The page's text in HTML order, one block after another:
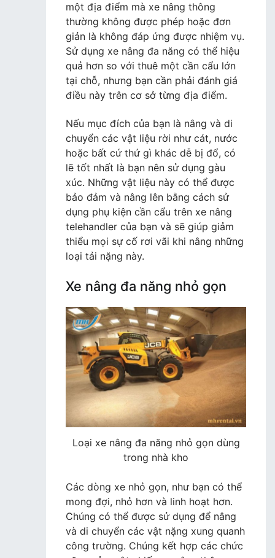
một địa điểm mà xe nâng thông
thường không được phép hoặc đơn
giản là không đáp ứng được nhiệm vụ.
Sử dụng xe nâng đa năng có thể hiệu
quả hơn so với thuê một cần cẩu lớn
tại chỗ, nhưng bạn cần phải đánh giá
điều này trên cơ sở từng địa điểm.
Nếu mục đích của bạn là nâng và di
chuyển các vật liệu rời như cát, nước
hoặc bất cứ thứ gì khác dễ bị đổ, có
lẽ tốt nhất là bạn nên sử dụng gàu
xúc. Những vật liệu này có thể được
bảo đảm và nâng lên bằng cách sử
dụng phụ kiện cần cẩu trên xe nâng
telehandler của bạn và sẽ giúp giảm
thiểu mọi sự cố rơi vãi khi nâng những
loại tải nặng này.
Xe nâng đa năng nhỏ gọn
Loại xe nâng đa năng nhỏ gọn dùng
trong nhà kho
Các dòng xe nhỏ gọn, như bạn có thể
mong đợi, nhỏ hơn và linh hoạt hơn.
Chúng có thể được sử dụng để nâng
và di chuyển các vật nặng xung quanh
công trường. Chúng kết hợp các chức